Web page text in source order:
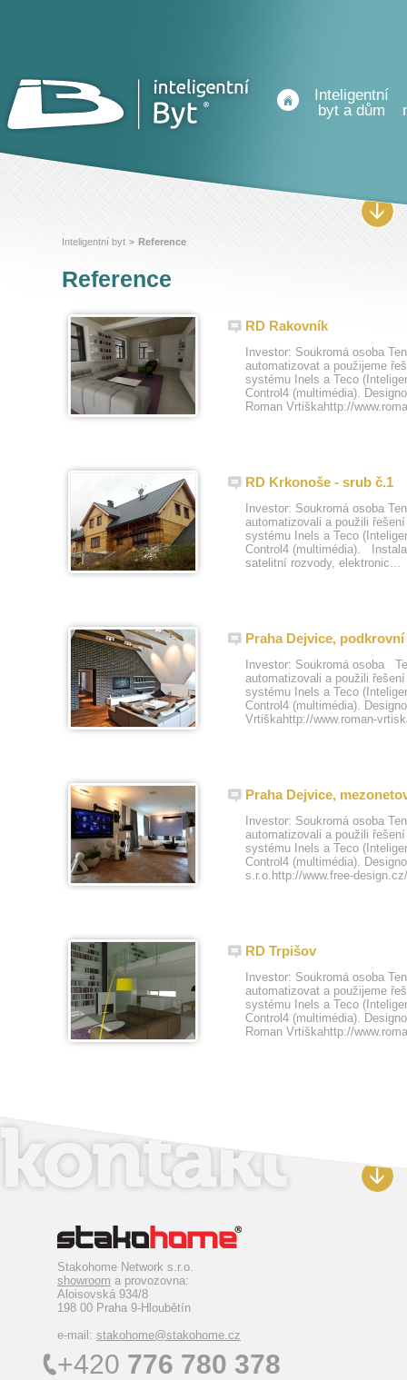
Inteligentní
byt a dům
Inteligentní byt > Reference
Reference
RD Rakovník
Investor: Soukromá osoba
automatizovat a použijeme
systému Inels a Teco
Control4 (multimédia).
Roman Vrtiškahttp://
RD Krkonoše - srub č.1
Investor: Soukromá osoba
automatizovali a použili
systému Inels a Teco
Control4 (multimédia).
satelitní rozvody, elektronic...
Praha Dejvice,
Investor: Soukromá osoba
automatizovali a použili
systému Inels a Teco
Control4 (multimédia).
Vrtiškahttp://www.roman-
Praha Dejvice,
Investor: Soukromá osoba
automatizovali a použili
systému Inels a Teco
Control4 (multimédia).
s.r.o.http://www.free-
RD Trpišov
Investor: Soukromá osoba
automatizovat a použijeme
systému Inels a Teco
Control4 (multimédia).
Roman Vrtiškahttp://
Stakohome Network s.r.o.
showroom a provozovna:
Aloisovská 934/8
198 00 Praha 9-Hloubětín
e-mail: stakohome@stakohome.cz
+420 776 780 378